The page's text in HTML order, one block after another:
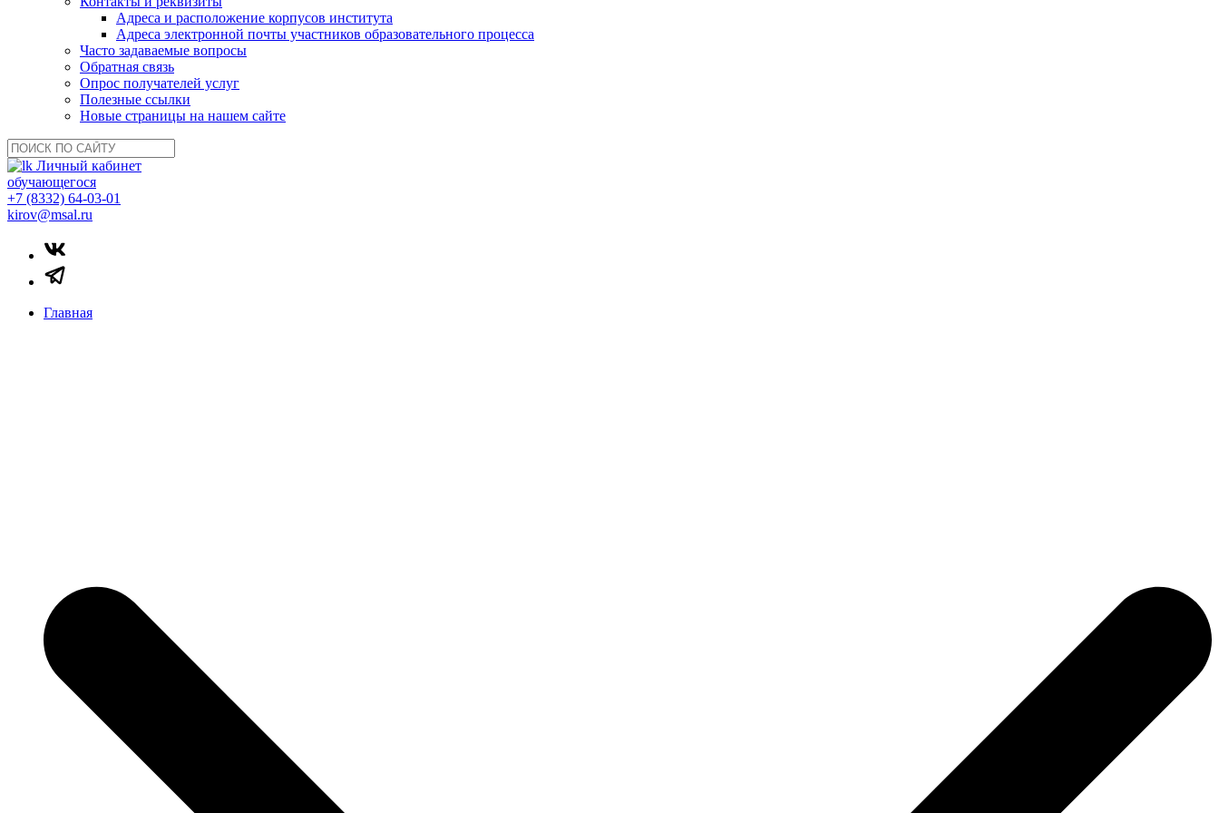
Адреса и расположение корпусов института
Адреса электронной почты участников образовательного процесса
Часто задаваемые вопросы
Обратная связь
Опрос получателей услуг
Полезные ссылки
Новые страницы на нашем сайте
Личный кабинет
обучающегося
+7 (8332) 64-03-01
kirov@msal.ru
Главная